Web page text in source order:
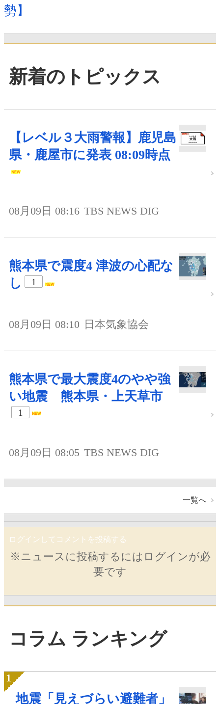
勢】
新着のトピックス
【レベル３大雨警報】鹿児島
県・鹿屋市に発表 08:09時点
08月09日 08:16 TBS NEWS DIG
熊本県で震度4 津波の心配な
し
1
08月09日 08:10 日本気象協会
熊本県で最大震度4のやや強
い地震 熊本県・上天草市
1
08月09日 08:05 TBS NEWS DIG
一覧へ
ログインしてコメントを投稿する
※ニュースに投稿するにはログインが必
要です
コラム ランキング
地震「見えづらい避難者」